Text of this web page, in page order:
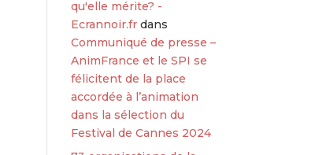
qu'elle mérite? -
Ecrannoir.fr dans
Communiqué de presse –
AnimFrance et le SPI se
félicitent de la place
accordée à l’animation
dans la sélection du
Festival de Cannes 2024